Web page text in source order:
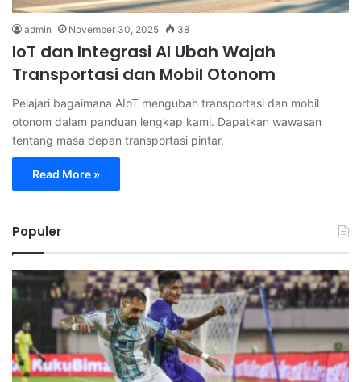
admin November 30, 2025 38
⁠IoT dan Integrasi AI Ubah Wajah
Transportasi dan Mobil Otonom
Pelajari bagaimana AIoT mengubah transportasi dan mobil
otonom dalam panduan lengkap kami. Dapatkan wawasan
tentang masa depan transportasi pintar.
Read More »
Populer